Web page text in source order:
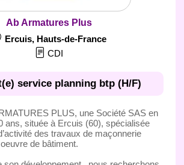
Ab Armatures Plus
Ercuis, Hauts-de-France
CDI
service planning btp (H/F)
PLUS, une Société SAS en
ans, située à Ercuis (60), spécialisée
des travaux de maçonnerie
de bâtiment.